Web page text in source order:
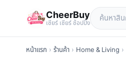
CheerBuy
เซียร์ เซียร์ ช้อปปิ้ง
หน้าแรก › ร้านค้า › Home & Living ›